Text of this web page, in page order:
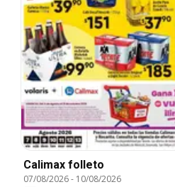
Calimax folleto
07/08/2026- 10/08/2026